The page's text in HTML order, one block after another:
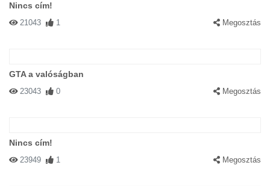
Nincs cím!
21043 1 Megosztás
GTA a valóságban
23043 0 Megosztás
Nincs cím!
23949 1 Megosztás